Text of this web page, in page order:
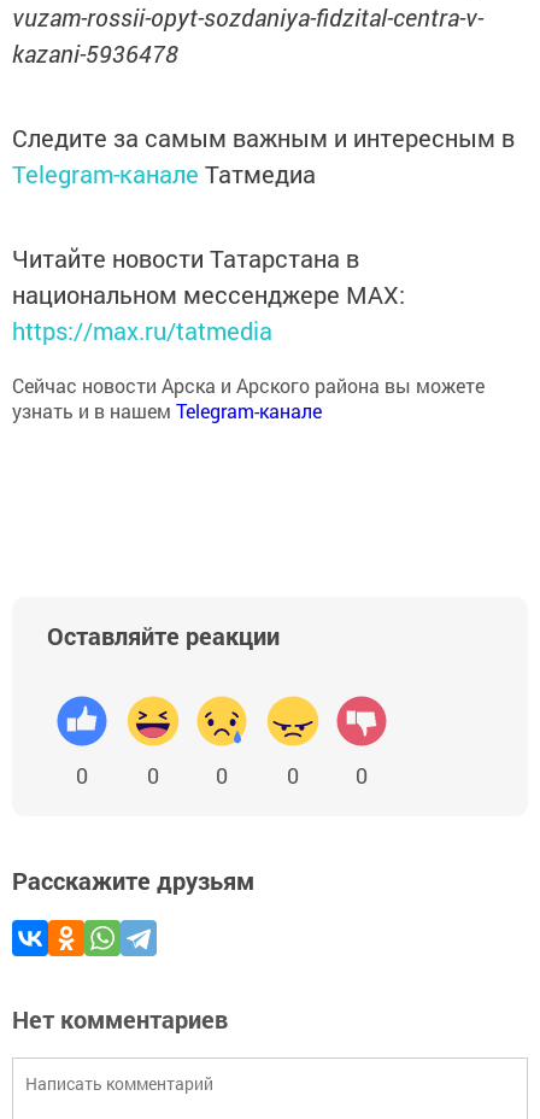
vuzam-rossii-opyt-sozdaniya-fidzital-centra-v-
kazani-5936478
Следите за самым важным и интересным в
Telegram-канале Татмедиа
Читайте новости Татарстана в
национальном мессенджере MАХ:
https://max.ru/tatmedia
Сейчас новости Арска и Арского района вы можете
узнать и в нашем Telegram-канале
Оставляйте реакции
0 0 0 0 0
Расскажите друзьям
Нет комментариев